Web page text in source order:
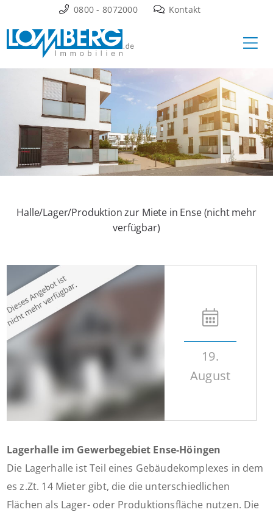
Inhalt
springen
0800 - 8072000 Kontakt
Halle/Lager/Produktion zur Miete in Ense (nicht mehr
verfügbar)
19.
August
Lagerhalle im Gewerbegebiet Ense-Höingen
Die Lagerhalle ist Teil eines Gebäudekomplexes in dem
es z.Zt. 14 Mieter gibt, die die unterschiedlichen
Flächen als Lager- oder Produktionsfläche nutzen. Die